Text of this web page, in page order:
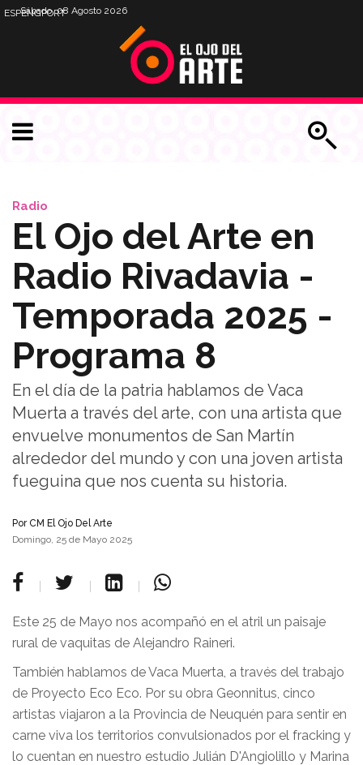
Sábado, 08 Agosto 2026
ESPENGPORT
Radio
El Ojo del Arte en
Radio Rivadavia -
Temporada 2025 -
Programa 8
En el día de la patria hablamos de Vaca
Muerta a través del arte, con una artista que
envuelve monumentos de San Martín
alrededor del mundo y con una joven artista
fueguina que nos cuenta su historia.
PorCM El Ojo Del Arte
Domingo, 25 de Mayo 2025
Este 25 de Mayo nos acompañó en el atril un paisaje
rural de vaquitas de Alejandro Raineri.
También hablamos de Vaca Muerta, a través del trabajo
de Proyecto Eco Eco. Por su obra Geonnitus, cinco
artistas viajaron a la Provincia de Neuquén para sentir en
carne viva los territorios convulsionados por el fracking y
lo cuentan en nuestro estudio Julián D'Angiolillo y Marina